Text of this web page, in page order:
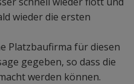
wieder die ersten
Platzbaufirma für diesen
gegeben, so dass die
werden können.